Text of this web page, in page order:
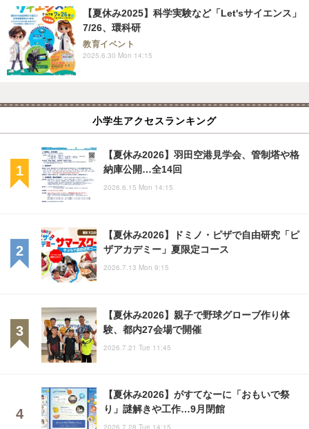
【夏休み2025】科学実験など「Let'sサイエンス」
7/26、環科研
教育イベント
2025.6.30 Mon 14:15
小学生アクセスランキング
【夏休み2026】羽田空港見学会、管制塔や格
納庫公開…全14回
2026.6.15 Mon 14:15
【夏休み2026】ドミノ・ピザで自由研究「ピ
ザアカデミー」夏限定コース
2026.7.13 Mon 9:15
【夏休み2026】親子で野球グローブ作り体
験、都内27会場で開催
2026.7.21 Tue 11:45
【夏休み2026】がすてなーに「おもいで祭
り」謎解きや工作…9月閉館
2026.7.28 Tue 14:15